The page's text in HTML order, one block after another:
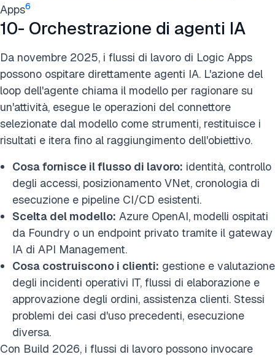
Apps6
10- Orchestrazione di agenti IA
Da novembre 2025, i flussi di lavoro di Logic Apps
possono ospitare direttamente agenti IA. L'azione del
loop dell'agente chiama il modello per ragionare su
un'attività, esegue le operazioni del connettore
selezionate dal modello come strumenti, restituisce i
risultati e itera fino al raggiungimento dell'obiettivo.
Cosa fornisce il flusso di lavoro: identità, controllo
degli accessi, posizionamento VNet, cronologia di
esecuzione e pipeline CI/CD esistenti.
Scelta del modello: Azure OpenAI, modelli ospitati
da Foundry o un endpoint privato tramite il gateway
IA di API Management.
Cosa costruiscono i clienti: gestione e valutazione
degli incidenti operativi IT, flussi di elaborazione e
approvazione degli ordini, assistenza clienti. Stessi
problemi dei casi d'uso precedenti, esecuzione
diversa.
Con Build 2026, i flussi di lavoro possono invocare